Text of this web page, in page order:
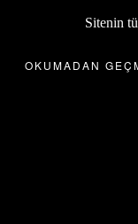
Sitenin
OKUMADAN